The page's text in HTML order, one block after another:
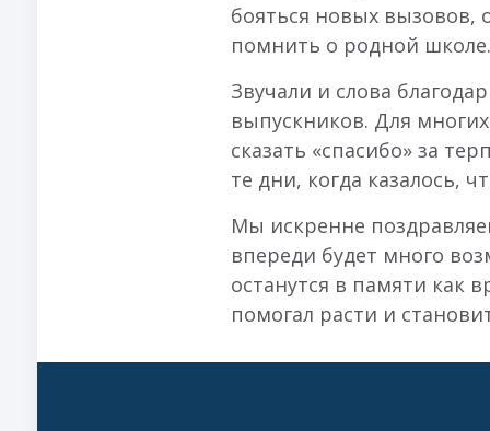
бояться новых вызовов,
помнить о родной школе.
Звучали и слова
выпускников. Для
сказать «спасибо» за
те дни, когда казалось,
Мы искренне
впереди будет много
останутся в памяти как
помогал расти и